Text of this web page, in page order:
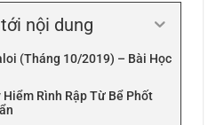
nội dung
(Tháng 10/2019) – Bài Học
Rình Rập Từ Bể Phốt